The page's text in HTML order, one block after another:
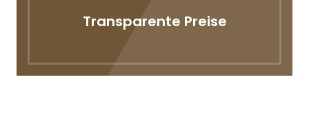
Transparente Preise